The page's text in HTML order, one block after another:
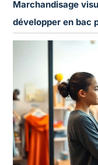
Marchandisage
développer en bac